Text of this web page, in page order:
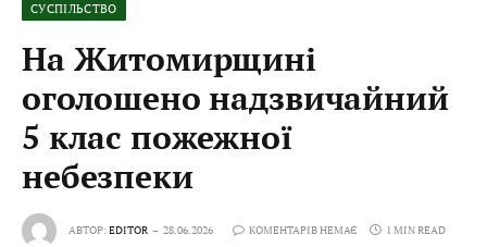
СУСПІЛЬСТВО
На Житомирщині
оголошено надзвичайний
5 клас пожежної
небезпеки
АВТОР:EDITOR 28.06.2026 КОМЕНТАРІВ НЕМАЄ 1 MIN READ